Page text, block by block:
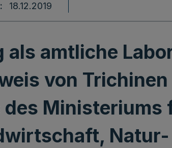
18.12.2019
als amtliche
von
des Ministeriums